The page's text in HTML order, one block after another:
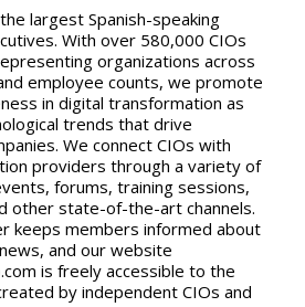
largest Spanish-speaking
With over 580,000 CIOs
organizations across
employee counts, we promote
in digital transformation as
trends that drive
We connect CIOs with
providers through a variety of
forums, training sessions,
other state-of-the-art channels.
keeps members informed about
and our website
is freely accessible to the
by independent CIOs and